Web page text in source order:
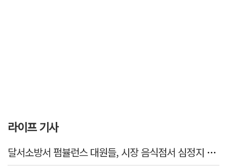
라이프 기사
달서소방서 펌뷸런스 대원들, 시장 음식점서 심정지 환자 생명 살려